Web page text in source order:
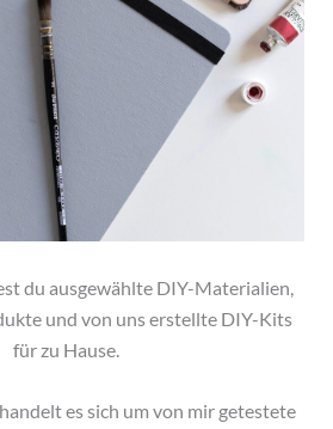
du ausgewählte DIY-Materialien,
und von uns erstellte DIY-Kits
für zu Hause.
es sich um von mir getestete